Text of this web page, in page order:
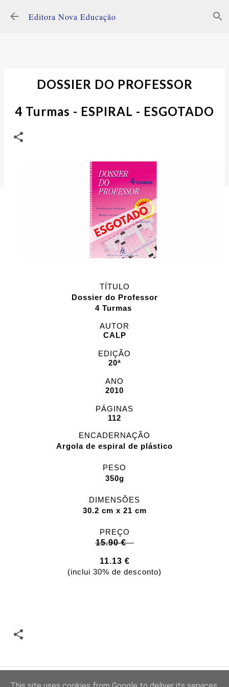
Avançar para o conteúdo principal
Editora Nova Educação
DOSSIER DO PROFESSOR
4 Turmas - ESPIRAL - ESGOTADO
TÍTULO
Dossier do Professor
4 Turmas
AUTOR
CALP
EDIÇÃO
20ª
ANO
2010
PÁGINAS
112
ENCADERNAÇÃO
Argola de espiral de plástico
PESO
350g
DIMENSÕES
30.2 cm x 21 cm
PREÇO
15.90 €
11.13 €
(inclui 30% de desconto)